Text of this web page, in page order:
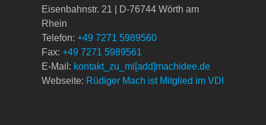
Eisenbahnstr. 21 | D-76744 Wörth am
Rhein
Telefon: +49 7271 5989560
Fax: +49 7271 5989561
E-Mail: kontakt_zu_mi[add]machidee.de
Webseite: Rüdiger Mach ist Mitglied im VDI